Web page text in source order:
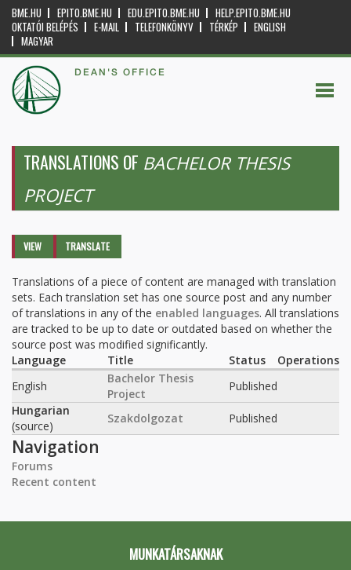
BME.HU EPITO.BME.HU EDU.EPITO.BME.HU
HELP.EPITO.BME.HU
OKTATÓI BELÉPÉS
E-MAIL TELEFONKÖNYV TÉRKÉP
ENGLISH
MAGYAR
DEAN'S OFFICE
TRANSLATIONS OF BACHELOR THESIS
PROJECT
Primary tabs
VIEW TRANSLATE
Translations of a piece of content are managed with translation
sets. Each translation set has one source post and any number
of translations in any of the enabled languages. All translations
are tracked to be up to date or outdated based on whether the
source post was modified significantly.
Language
Title Status
Operations
English
Bachelor Thesis
Project
Published
Hungarian
(source)
Szakdolgozat Published
Navigation
Forums
Recent content
MUNKATÁRSAKNAK